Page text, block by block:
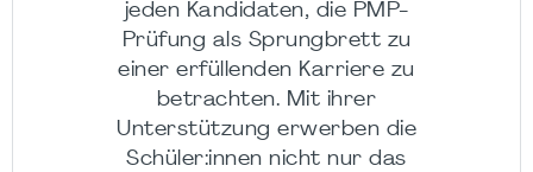
jeden Kandidaten, die PMP-
Prüfung als Sprungbrett zu
einer erfüllenden Karriere zu
betrachten. Mit ihrer
Unterstützung erwerben die
Schüler:innen nicht nur das